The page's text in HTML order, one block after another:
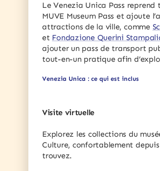
Le Venezia Unica Pass reprend
MUVE Museum Pass et ajoute
attractions de la ville, comme
et Fondazione Querini
ajouter un pass de transport
tout-en-un pratique afin
Venezia Unica : ce qui est inclus
Visite virtuelle
Explorez les collections du
Culture, confortablement depuis
trouvez.